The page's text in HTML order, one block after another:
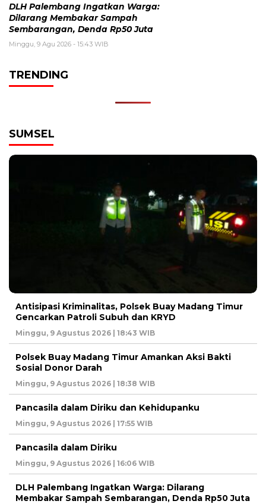
DLH Palembang Ingatkan Warga:
Dilarang Membakar Sampah
Sembarangan, Denda Rp50 Juta
Minggu, 9 Agu 2026 - 15:43 WIB
TRENDING
SUMSEL
Antisipasi Kriminalitas, Polsek Buay Madang Timur
Gencarkan Patroli Subuh dan KRYD
Minggu, 9 Agustus 2026 | 18:43 WIB
Polsek Buay Madang Timur Amankan Aksi Bakti
Sosial Donor Darah
Minggu, 9 Agustus 2026 | 18:38 WIB
Pancasila dalam Diriku dan Kehidupanku
Minggu, 9 Agustus 2026 | 17:55 WIB
Pancasila dalam Diriku
Minggu, 9 Agustus 2026 | 16:06 WIB
DLH Palembang Ingatkan Warga: Dilarang
Membakar Sampah Sembarangan, Denda Rp50 Juta